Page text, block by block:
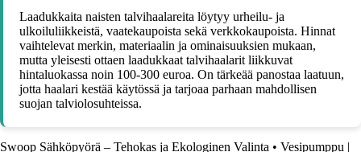
Laadukkaita naisten talvihaalareita löytyy urheilu- ja
ulkoiluliikkeistä, vaatekaupoista sekä verkkokaupoista. Hinnat
vaihtelevat merkin, materiaalin ja ominaisuuksien mukaan,
mutta yleisesti ottaen laadukkaat talvihaalarit liikkuvat
hintaluokassa noin 100-300 euroa. On tärkeää panostaa laatuun,
jotta haalari kestää käytössä ja tarjoaa parhaan mahdollisen
suojan talviolosuhteissa.
Swoop Sähköpyörä – Tehokas ja Ekologinen Valinta • Vesipumppu |